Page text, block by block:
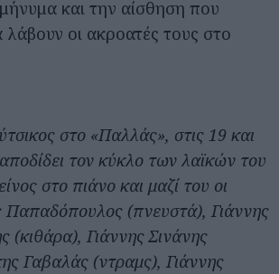
και την αίσθηση που
οι ακροατές τους στο
στο «Παλλάς», στις 19 και
τον κύκλο των λαϊκών του
στο πιάνο και μαζί του οι
Παπαδόπουλος (πνευστά), Γιάννης
(κιθάρα), Γιάννης Σινάνης
Γαβαλάς (ντραμς), Γιάννης